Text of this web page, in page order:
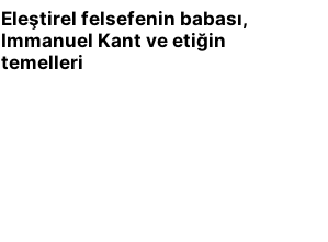
Eleştirel felsefenin babası,
Immanuel Kant ve etiğin
temelleri